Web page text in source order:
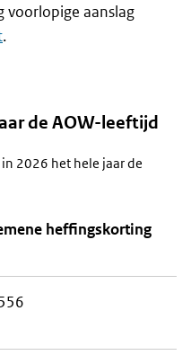
voorlopige aanslag
.
de AOW-leeftijd
2026 het hele jaar de
heffingskorting